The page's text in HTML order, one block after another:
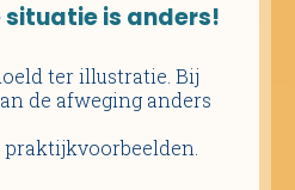
situatie is anders!
ter illustratie. Bij
de afweging anders